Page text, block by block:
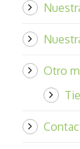
Otro